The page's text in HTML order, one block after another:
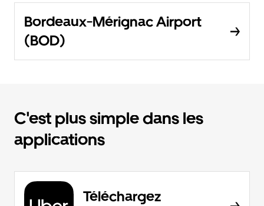
Bordeaux-Mérignac Airport
(BOD)
C'est plus simple dans les
applications
Téléchargez